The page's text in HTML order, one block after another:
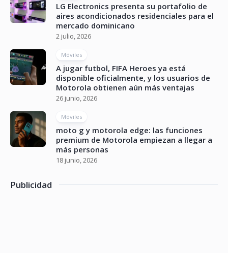
LG Electronics presenta su portafolio de
aires acondicionados residenciales para el
mercado dominicano
2 julio, 2026
Móviles
A jugar futbol, FIFA Heroes ya está
disponible oficialmente, y los usuarios de
Motorola obtienen aún más ventajas
26 junio, 2026
Móviles
moto g y motorola edge: las funciones
premium de Motorola empiezan a llegar a
más personas
18 junio, 2026
Publicidad